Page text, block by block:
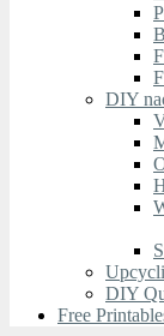
DIY
DIY
Free